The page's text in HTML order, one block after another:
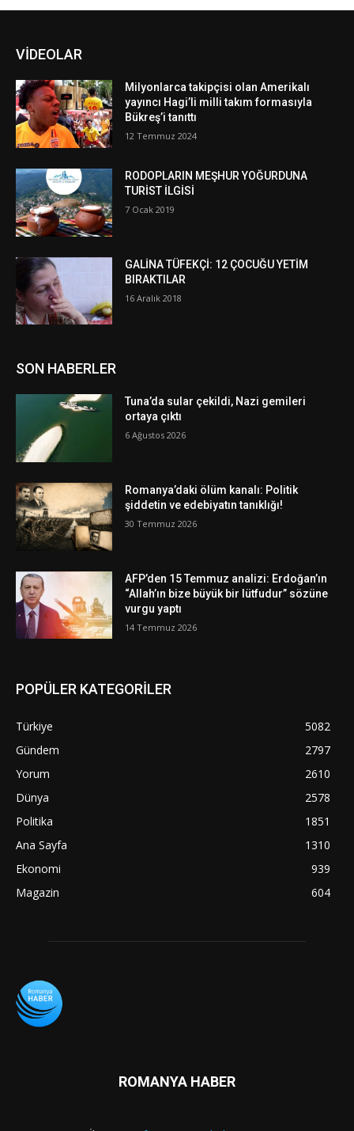
VİDEOLAR
Milyonlarca takipçisi olan Amerikalı
yayıncı Hagi’li milli takım formasıyla
Bükreş’i tanıttı
12 Temmuz 2024
RODOPLARIN MEŞHUR YOĞURDUNA
TURİST İLGİSİ
7 Ocak 2019
GALİNA TÜFEKÇİ: 12 ÇOCUĞU YETİM
BIRAKTILAR
16 Aralık 2018
SON HABERLER
Tuna’da sular çekildi, Nazi gemileri
ortaya çıktı
6 Ağustos 2026
Romanya’daki ölüm kanalı: Politik
şiddetin ve edebiyatın tanıklığı!
30 Temmuz 2026
AFP’den 15 Temmuz analizi: Erdoğan’ın
“Allah’ın bize büyük bir lütfudur” sözüne
vurgu yaptı
14 Temmuz 2026
POPÜLER KATEGORİLER
Türkiye
5082
Gündem
2797
Yorum
2610
Dünya
2578
Politika
1851
Ana Sayfa
1310
Ekonomi
939
Magazin
604
ROMANYA HABER